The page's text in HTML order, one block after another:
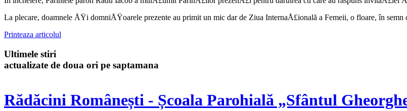
La plecare, doamnele ÅŸi domniÅŸoarele prezente au primit un mic dar de Ziua InternaÅ£ională a Femeii, o floare, în
Printeaza articolul
Ultimele stiri
actualizate de doua ori pe saptamana
Rădăcini Românești - Școala Parohială „Sfântul